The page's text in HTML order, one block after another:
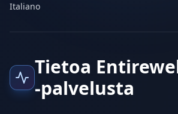
Italiano
Tietoa
-palvelusta